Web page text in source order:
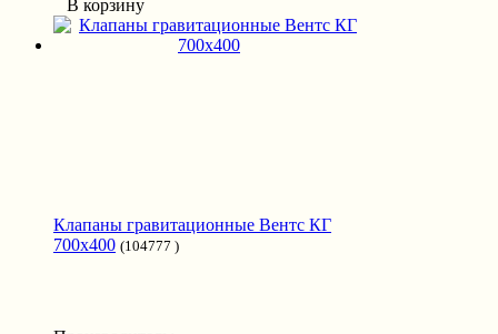
В корзину
Клапаны гравитационные Вентс КГ
700x400 (104777 )